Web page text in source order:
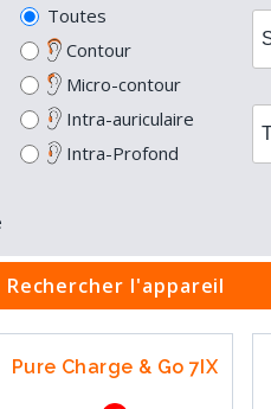
Toutes
Contour
Micro-contour
Intra-auriculaire
Intra-Profond
Rechercher l'appareil
Pure Charge & Go 7IX